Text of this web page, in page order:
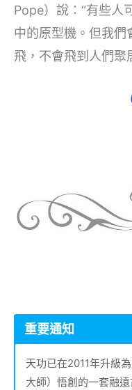
Pope）說：“有些人
中的原型機。但我們
飛，不會飛到人們聚
重要通知
天功已在2011年升級
大師）悟創的一套融